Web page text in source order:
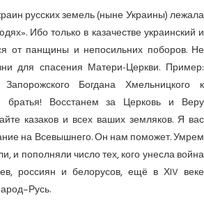
русских земель (ныне Украины) лежала
Ибо только в казачестве украинский и
от панщины и непосильних поборов. Не
для спасения Матери-Церкви. Пример:
Богдана Хмельницкого к
братья! Восстанем за Церковь и Веру
казаков и всех ваших земляков. Я вас
на Всевышнего. Он нам поможет. Умрем
и пополняли число тех, кого унесла война
россиян и белорусов, ещё в ХIV веке